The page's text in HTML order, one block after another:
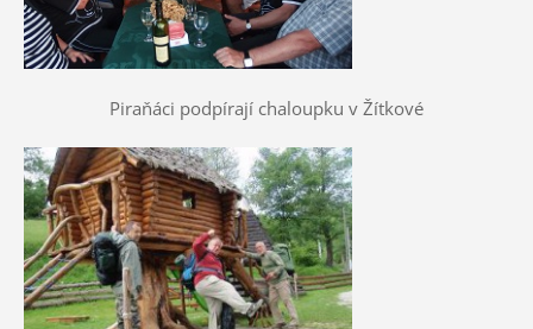
Piraňáci podpírají chaloupku v Žítkové